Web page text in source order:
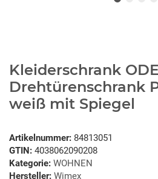
Kleiderschrank
Drehtürenschrank
weiß mit Spiegel
Artikelnummer: 84813051
GTIN: 4038062090208
Kategorie: WOHNEN
Hersteller: Wimex